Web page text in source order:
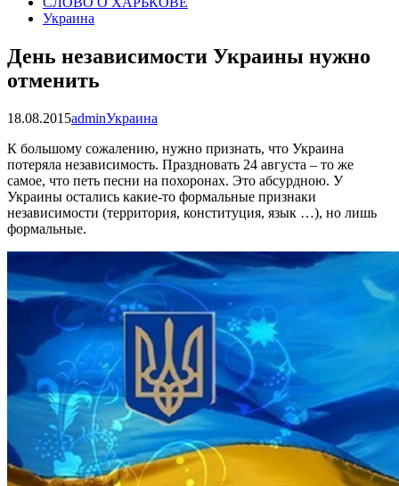
Украина
День независимости Украины нужно
отменить
18.08.2015adminУкраина
К большому сожалению, нужно признать, что Украина
потеряла независимость. Праздновать 24 августа – то же
самое, что петь песни на похоронах. Это абсурдною. У
Украины остались какие-то формальные признаки
независимости (территория, конституция, язык …), но лишь
формальные.